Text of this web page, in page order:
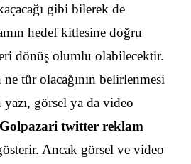
gibi bilerek de
hedef kitlesine doğru
dönüş olumlu olabilecektir.
tür olacağının belirlenmesi
görsel ya da video
Golpazari twitter reklam
Ancak görsel ve video